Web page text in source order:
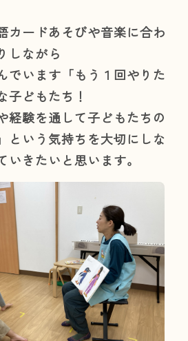
カードあそびや音楽に合わ
しながら
でいます「もう１回やりた
子どもたち！
経験を通して子どもたちの
という気持ちを大切にしな
いきたいと思います。